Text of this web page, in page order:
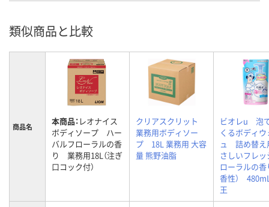
類似商品と比較
商品名 本商品： レオナイス
ボディソープ ハー
バルフローラルの香
り 業務用18L（注ぎ
口コック付）
クリアスクリット
業務用ボディソー
プ 18L 業務用 大容
量 熊野油脂
ビオレu 泡
くるボディ
ュ 詰め替
さしいフレ
ローラルの香
香性）
王